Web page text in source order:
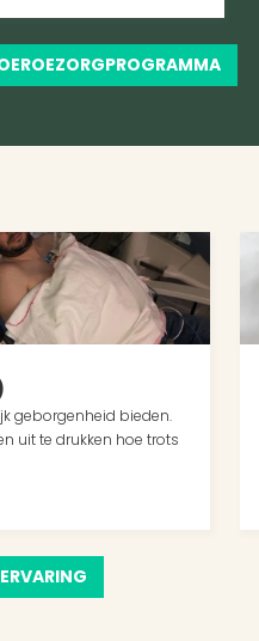
geborgenheid bieden.
uit te drukken hoe trots